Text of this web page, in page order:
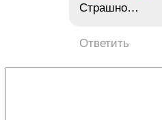
Страшно…
Ответить